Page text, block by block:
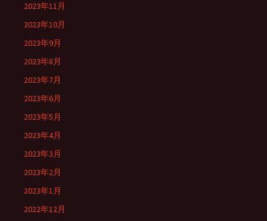
2023年11月
2023年10月
2023年9月
2023年8月
2023年7月
2023年6月
2023年5月
2023年4月
2023年3月
2023年2月
2023年1月
2022年12月